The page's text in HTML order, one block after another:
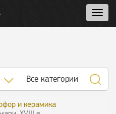
и
Список
Все категории
и керамика